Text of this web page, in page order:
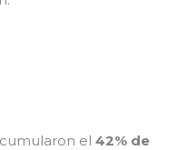
el 42% de